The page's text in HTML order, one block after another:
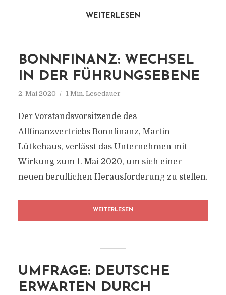
WEITERLESEN
BONNFINANZ: WECHSEL
IN DER FÜHRUNGSEBENE
2. Mai 2020 1 Min. Lesedauer
Der Vorstandsvorsitzende des
Allfinanzvertriebs Bonnfinanz, Martin
Lütkehaus, verlässt das Unternehmen mit
Wirkung zum 1. Mai 2020, um sich einer
neuen beruflichen Herausforderung zu stellen.
WEITERLESEN
UMFRAGE: DEUTSCHE
ERWARTEN DURCH